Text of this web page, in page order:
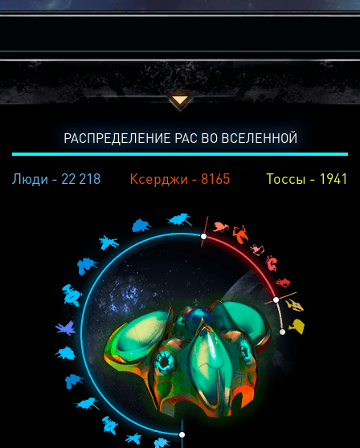
РАСПРЕДЕЛЕНИЕ РАС ВО ВСЕЛЕННОЙ
Люди - 22 218 Ксерджи - 8165 Тоссы - 1941